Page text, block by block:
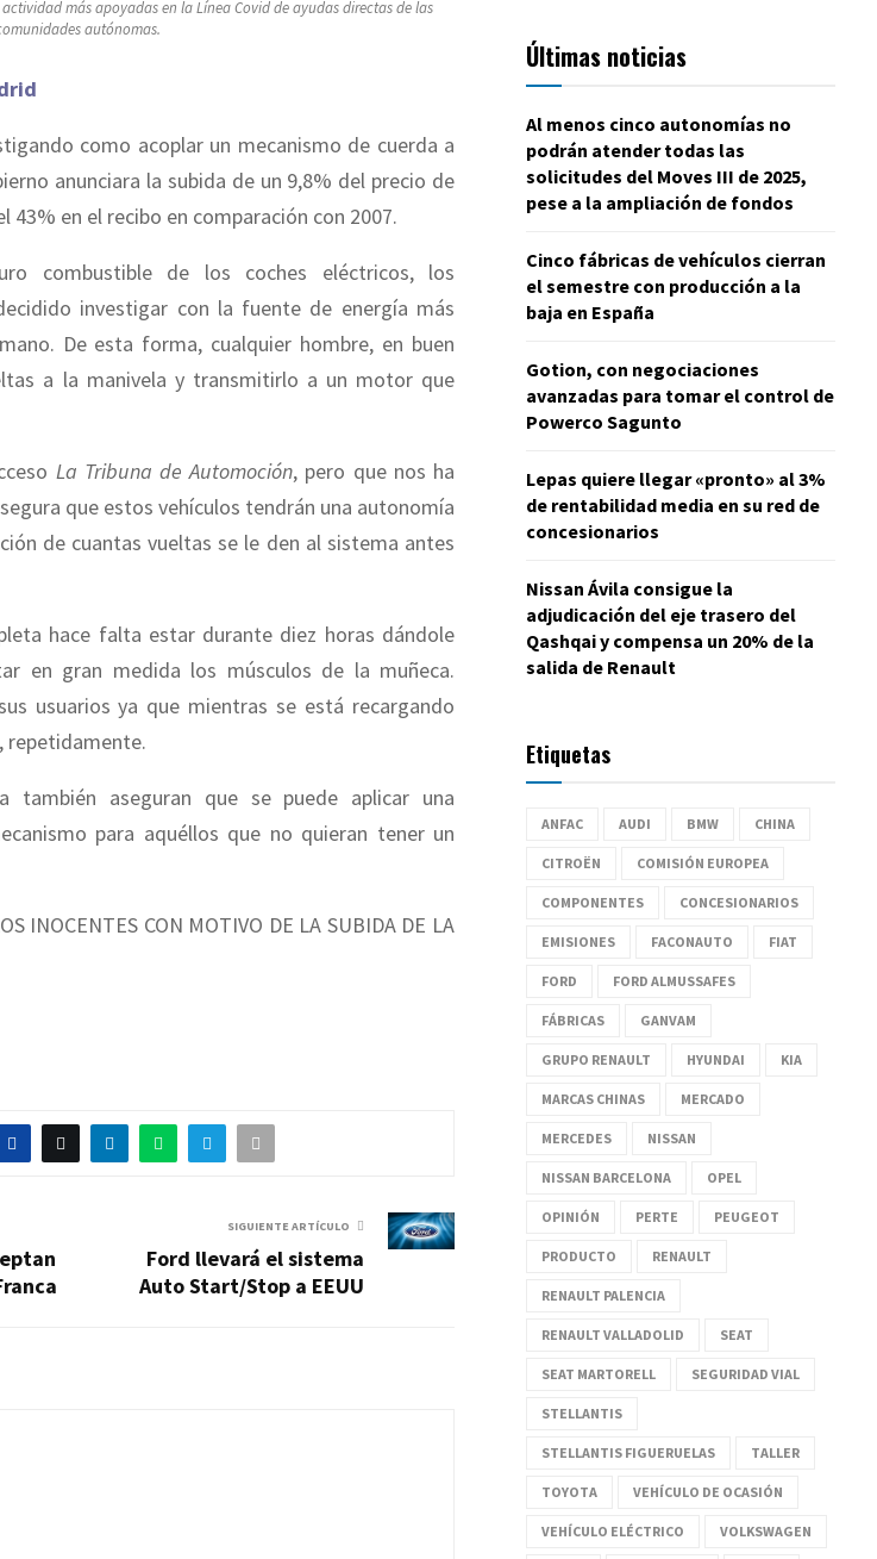
más apoyadas en la Línea Covid de ayudas directas de las
autónomas.
como acoplar un mecanismo de cuerda a
anunciara la subida de un 9,8% del precio de
43% en el recibo en comparación con 2007.
combustible de los coches eléctricos, los
investigar con la fuente de energía más
De esta forma, cualquier hombre, en buen
a la manivela y transmitirlo a un motor que
La Tribuna de Automoción, pero que nos ha
que estos vehículos tendrán una autonomía
de cuantas vueltas se le den al sistema antes
hace falta estar durante diez horas dándole
en gran medida los músculos de la muñeca.
usuarios ya que mientras se está recargando
repetidamente.
también aseguran que se puede aplicar una
para aquéllos que no quieran tener un
INOCENTES CON MOTIVO DE LA SUBIDA DE LA
SIGUIENTE ARTÍCULO
Ford llevará el sistema
Auto Start/Stop a EEUU
Últimas noticias
Al menos cinco autonomías no
podrán atender todas las
solicitudes del Moves III de 2025,
pese a la ampliación de fondos
Cinco fábricas de vehículos cierran
el semestre con producción a la
baja en España
Gotion, con negociaciones
avanzadas para tomar el control de
Powerco Sagunto
Lepas quiere llegar «pronto» al 3%
de rentabilidad media en su red de
concesionarios
Nissan Ávila consigue la
adjudicación del eje trasero del
Qashqai y compensa un 20% de la
salida de Renault
Etiquetas
ANFAC AUDI BMW CHINA
CITROËN COMISIÓN EUROPEA
COMPONENTES CONCESIONARIOS
EMISIONES FACONAUTO FIAT
FORD FORD ALMUSSAFES
FÁBRICAS GANVAM
GRUPO RENAULT HYUNDAI KIA
MARCAS CHINAS MERCADO
MERCEDES NISSAN
NISSAN BARCELONA OPEL
OPINIÓN PERTE PEUGEOT
PRODUCTO RENAULT
RENAULT PALENCIA
RENAULT VALLADOLID SEAT
SEAT MARTORELL SEGURIDAD VIAL
STELLANTIS
STELLANTIS FIGUERUELAS TALLER
TOYOTA VEHÍCULO DE OCASIÓN
VEHÍCULO ELÉCTRICO VOLKSWAGEN